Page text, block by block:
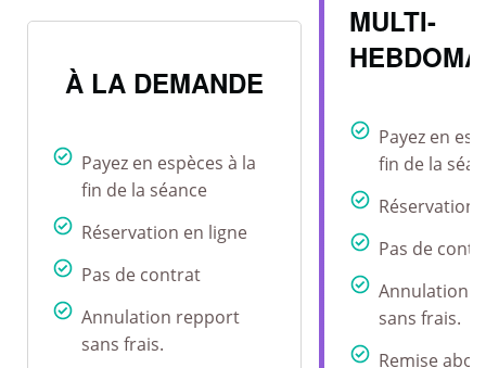
MULTI-
Payez en
fin de la
Réservation
Pas de
Annulation
sans frais.
Remise
À LA DEMANDE
Payez en espèces à la
fin de la séance
Réservation en ligne
Pas de contrat
Annulation repport
sans frais.